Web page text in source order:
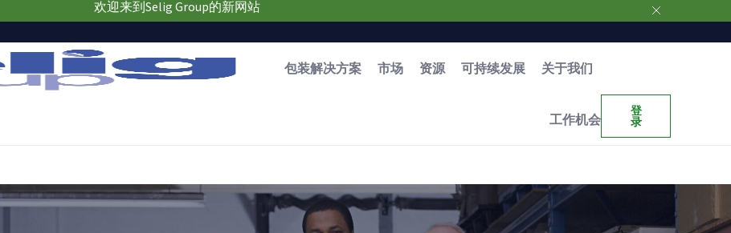
欢迎来到Selig Group的新网站
包装解决方案 市场 资源 可持续发展 关于我们
工作机会
登
录